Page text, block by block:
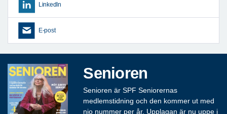
LinkedIn
E-post
Senioren
Senioren är SPF Seniorernas
medlemstidning och den kommer ut med
nio nummer per år. Upplagan är nu uppe i